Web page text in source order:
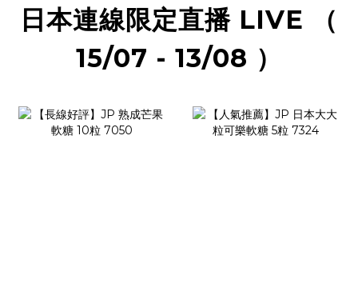
日本連線限定直播 LIVE （
15/07 - 13/08 ）